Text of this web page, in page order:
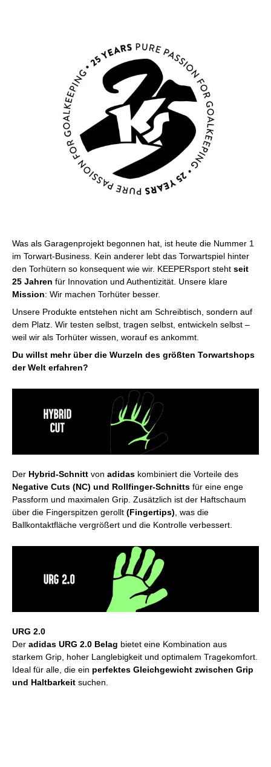
Was als Garagenprojekt begonnen hat, ist heute die Nummer 1
im Torwart-Business. Kein anderer lebt das Torwartspiel hinter
den Torhütern so konsequent wie wir. KEEPERsport steht seit
25 Jahren für Innovation und Authentizität. Unsere klare
Mission: Wir machen Torhüter besser.
Unsere Produkte entstehen nicht am Schreibtisch, sondern auf
dem Platz. Wir testen selbst, tragen selbst, entwickeln selbst –
weil wir als Torhüter wissen, worauf es ankommt.
Du willst mehr über die Wurzeln des größten Torwartshops
der Welt erfahren?
Der Hybrid-Schnitt von adidas kombiniert die Vorteile des
Negative Cuts (NC) und Rollfinger-Schnitts für eine enge
Passform und maximalen Grip. Zusätzlich ist der Haftschaum
über die Fingerspitzen gerollt (Fingertips) , was die
Ballkontaktfläche vergrößert und die Kontrolle verbessert.
URG 2.0
Der adidas URG 2.0 Belag bietet eine Kombination aus
starkem Grip, hoher Langlebigkeit und optimalem Tragekomfort.
Ideal für alle, die ein perfektes Gleichgewicht zwischen Grip
und Haltbarkeit suchen.